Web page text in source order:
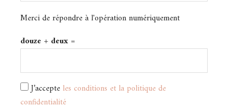
Merci de répondre à l'opération numériquement
douze + deux =
J’accepte les conditions et la politique de
confidentialité